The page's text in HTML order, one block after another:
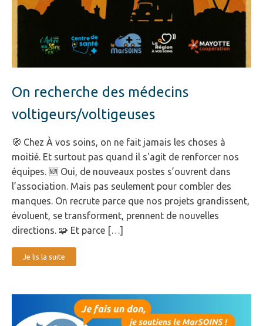
On recherche des médecins
voltigeurs/voltigeuses
🧭 Chez À vos soins, on ne fait jamais les choses à
moitié. Et surtout pas quand il s'agit de renforcer nos
équipes. 🆕 Oui, de nouveaux postes s’ouvrent dans
l’association. Mais pas seulement pour combler des
manques. On recrute parce que nos projets grandissent,
évoluent, se transforment, prennent de nouvelles
directions. 🧩 Et parce […]
Je lis la suite